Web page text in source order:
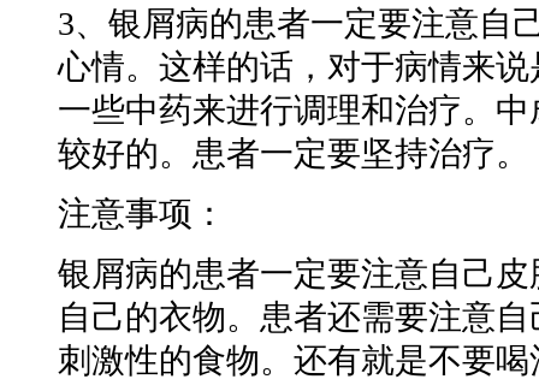
3、银屑病的患者一定要注意自
心情。这样的话，对于病情来
一些中药来进行调理和治疗。
较好的。患者一定要坚持治疗。
注意事项：
银屑病的患者一定要注意自己
自己的衣物。患者还需要注意
刺激性的食物。还有就是不要喝